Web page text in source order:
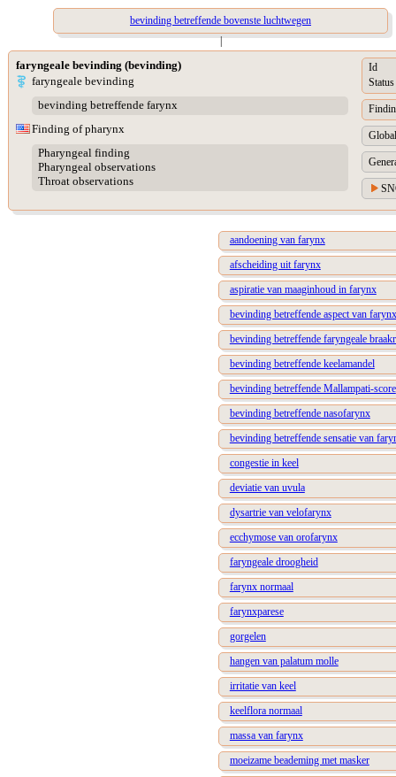
bevinding betreffende bovenste luchtwegen
|
faryngeale bevinding (bevinding)
faryngeale bevinding
bevinding betreffende farynx
Finding of pharynx
Pharyngeal finding
Pharyngeal observations
Throat observations
Id
Status
aandoening van farynx
afscheiding uit farynx
aspiratie van maaginhoud in farynx
bevinding betreffende aspect van farynx
bevinding betreffende faryngeale
bevinding betreffende keelamandel
bevinding betreffende Mallampati-score
bevinding betreffende nasofarynx
bevinding betreffende sensatie van
congestie in keel
deviatie van uvula
dysartrie van velofarynx
ecchymose van orofarynx
faryngeale droogheid
farynx normaal
farynxparese
gorgelen
hangen van palatum molle
irritatie van keel
keelflora normaal
massa van farynx
moeizame beademing met masker